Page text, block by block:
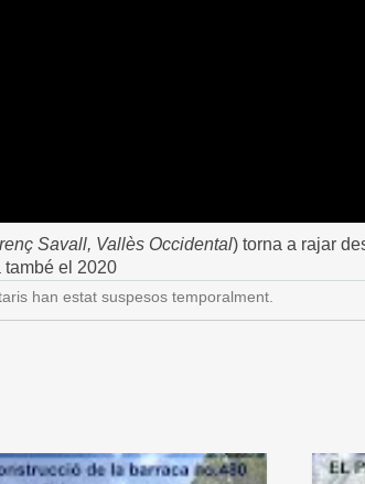
Savall, Vallès Occidental) torna a rajar
també el 2020
han estat suspesos temporalment.